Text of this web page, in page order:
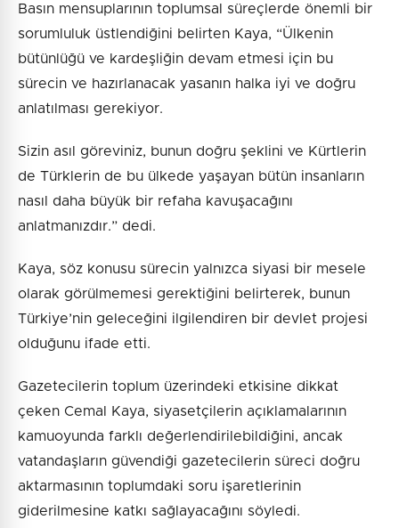
Basın mensuplarının toplumsal süreçlerde önemli bir
sorumluluk üstlendiğini belirten Kaya, “Ülkenin
bütünlüğü ve kardeşliğin devam etmesi için bu
sürecin ve hazırlanacak yasanın halka iyi ve doğru
anlatılması gerekiyor.
Sizin asıl göreviniz, bunun doğru şeklini ve Kürtlerin
de Türklerin de bu ülkede yaşayan bütün insanların
nasıl daha büyük bir refaha kavuşacağını
anlatmanızdır.” dedi.
Kaya, söz konusu sürecin yalnızca siyasi bir mesele
olarak görülmemesi gerektiğini belirterek, bunun
Türkiye’nin geleceğini ilgilendiren bir devlet projesi
olduğunu ifade etti.
Gazetecilerin toplum üzerindeki etkisine dikkat
çeken Cemal Kaya, siyasetçilerin açıklamalarının
kamuoyunda farklı değerlendirilebildiğini, ancak
vatandaşların güvendiği gazetecilerin süreci doğru
aktarmasının toplumdaki soru işaretlerinin
giderilmesine katkı sağlayacağını söyledi.